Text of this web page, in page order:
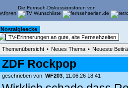
Die Fernseh-Diskussionsforen von
Nostalgieecke
TV-Erinnerungen an gute, alte Fernsehzeiten
Themenübersicht • Neues Thema • Neueste
ZDF Rockpop
geschrieben von: WF203 , 11.06.26 18:41